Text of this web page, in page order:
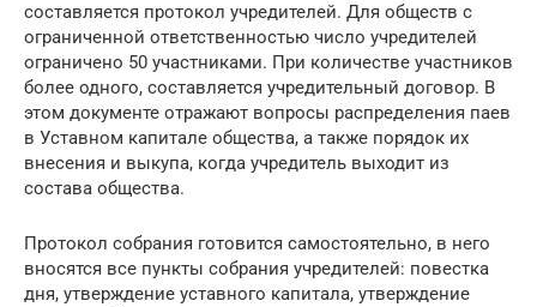
составляется протокол учредителей. Для обществ с
ограниченной ответственностью число учредителей
ограничено 50 участниками. При количестве участников
более одного, составляется учредительный договор. В
этом документе отражают вопросы распределения паев
в Уставном капитале общества, а также порядок их
внесения и выкупа, когда учредитель выходит из
состава общества.
Протокол собрания готовится самостоятельно, в него
вносятся все пункты собрания учредителей: повестка
дня, утверждение уставного капитала, утверждение